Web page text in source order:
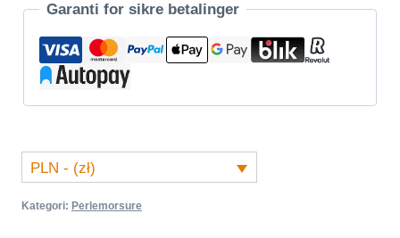
Garanti for sikre betalinger
PLN - (zł)
Kategori: Perlemorsure